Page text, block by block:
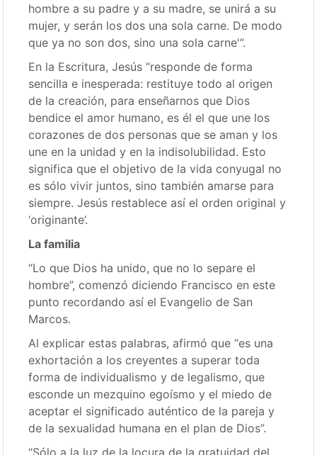
hombre a su padre y a su madre, se unirá a su
mujer, y serán los dos una sola carne. De modo
que ya no son dos, sino una sola carne'”.
En la Escritura, Jesús “responde de forma
sencilla e inesperada: restituye todo al origen
de la creación, para enseñarnos que Dios
bendice el amor humano, es él el que une los
corazones de dos personas que se aman y los
une en la unidad y en la indisolubilidad. Esto
significa que el objetivo de la vida conyugal no
es sólo vivir juntos, sino también amarse para
siempre. Jesús restablece así el orden original y
‘originante’.
La familia
“Lo que Dios ha unido, que no lo separe el
hombre”, comenzó diciendo Francisco en este
punto recordando así el Evangelio de San
Marcos.
Al explicar estas palabras, afirmó que “es una
exhortación a los creyentes a superar toda
forma de individualismo y de legalismo, que
esconde un mezquino egoísmo y el miedo de
aceptar el significado auténtico de la pareja y
de la sexualidad humana en el plan de Dios”.